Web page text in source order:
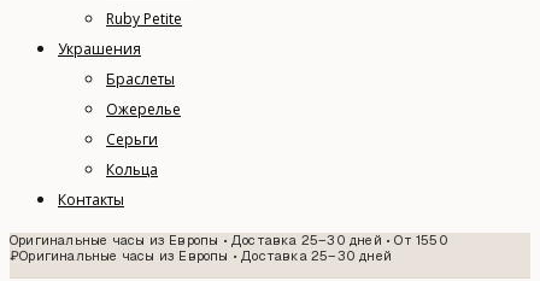
Ruby Petite
Украшения
Браслеты
Ожерелье
Серьги
Кольца
Контакты
Оригинальные часы из Европы • Доставка 25–30 дней • От 1550
₽Оригинальные часы из Европы • Доставка 25–30 дней